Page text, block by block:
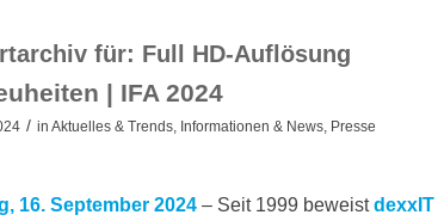
für: Full HD-Auflösung
| IFA 2024
/ in Aktuelles & Trends, Informationen & News, Presse
16. September 2024 – Seit 1999 beweistdexxIT